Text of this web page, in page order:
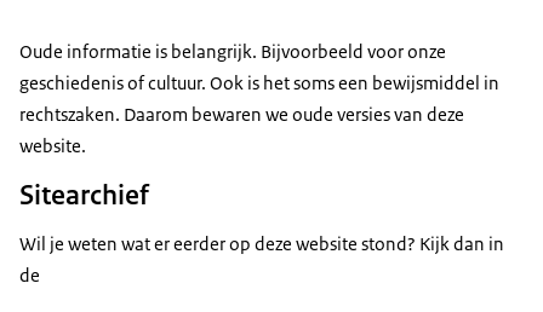
Oude informatie is belangrijk. Bijvoorbeeld voor onze
geschiedenis of cultuur. Ook is het soms een bewijsmiddel in
rechtszaken. Daarom bewaren we oude versies van deze
website.
Sitearchief
Wil je weten wat er eerder op deze website stond? Kijk dan in
de